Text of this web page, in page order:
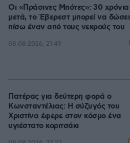
Οι «Πράσινες Μπότες»: 30 χρόνια
μετά, το Έβερεστ μπορεί να δώσει
πίσω έναν από τους νεκρούς του
08.08.2026, 21:49
Πατέρας για δεύτερη φορά ο
Κωνσταντέλιας: Η σύζυγός του
Χριστίνα έφερε στον κόσμο ένα
υγιέστατο κοριτσάκι